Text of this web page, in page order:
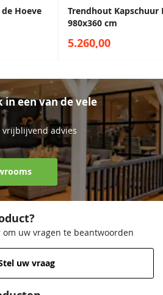
Hoeve
Trendhout Kapschuur
980x360 cm
5.260,00
in een van de vele
advies
uw vragen te beantwoorden
uw vraag